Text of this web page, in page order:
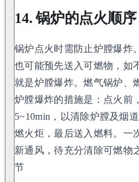
14. 锅炉的点火顺序
锅炉点火时需防止炉膛爆炸
也可能预先送入可燃物，如
就是炉膛爆炸。燃气锅炉、
炉膛爆炸的措施是：点火前
5~10min，以清除炉膛及烟
燃火炬，最后送入燃料。一
新通风，待充分清除可燃物
节